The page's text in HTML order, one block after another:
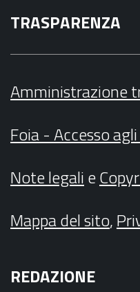
TRASPARENZA
Amministrazione
Foia - Accesso
Note legalie
Mappa del sito,
REDAZIONE